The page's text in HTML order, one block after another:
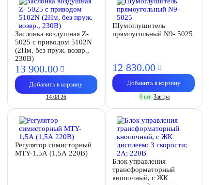
Заслонка воздушная Z-
5025 с приводом 5102N
(2Нм, без пруж. возвр.,
230В)
13 900.00
Добавить в корзину
14.08.26
Шумоглушитель
прямоугольный N9- 5025
12 830.00
Добавить в корзину
6 шт. Завтра
Регулятор симисторный
MTY-1,5А (1,5А 220В)
Блок управления
трансформаторный
кнопочный, с ЖК